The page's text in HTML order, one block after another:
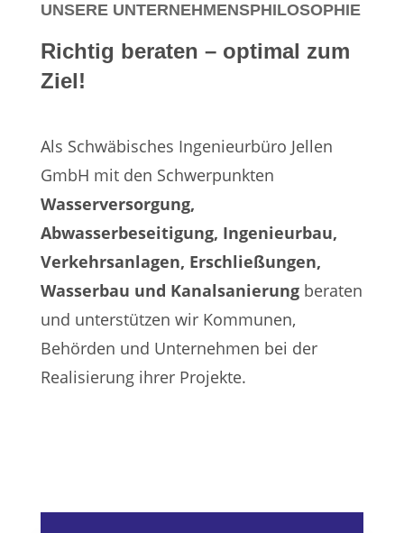
UNSERE UNTERNEHMENSPHILOSOPHIE
Richtig beraten – optimal zum
Ziel!
Als Schwäbisches Ingenieurbüro Jellen
GmbH mit den Schwerpunkten
Wasserversorgung,
Abwasserbeseitigung, Ingenieurbau,
Verkehrsanlagen, Erschließungen,
Wasserbau und Kanalsanierung beraten
und unterstützen wir Kommunen,
Behörden und Unternehmen bei der
Realisierung ihrer Projekte.